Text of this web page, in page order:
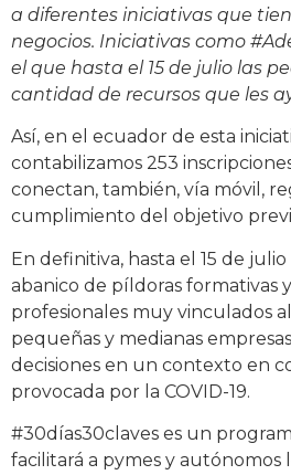
a diferentes iniciativas que
negocios. Iniciativas como
el que hasta el 15 de julio las
cantidad de recursos que les
Así, en el ecuador de esta
contabilizamos 253
conectan, también, vía móvil,
cumplimiento del objetivo
En definitiva, hasta el 15 de
abanico de píldoras formativas
profesionales muy vinculados
pequeñas y medianas
decisiones en un contexto en
provocada por la COVID-19.
#30días30claves es un
facilitará a pymes y